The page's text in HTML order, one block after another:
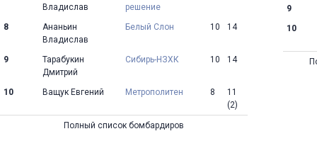
Владислав
решение
8
Ананьин
Владислав
Белый Слон 10 14
9
Тарабукин
Дмитрий
Сибирь-НЗХК 10 14
10 Ващук Евгений Метрополитен 8
11
(2)
Полный список бомбардиров
9
10